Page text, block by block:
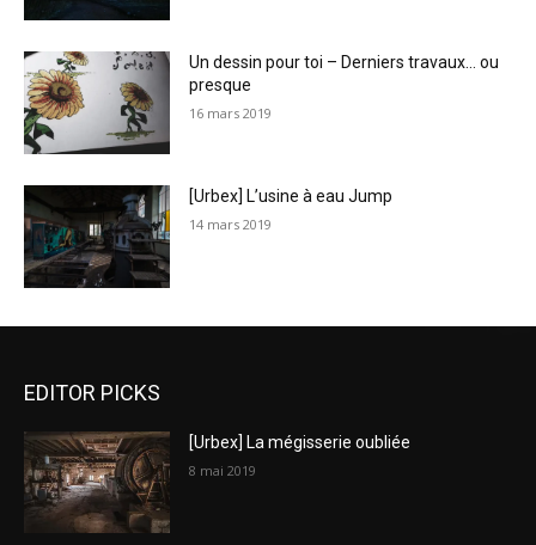
Un dessin pour toi – Derniers travaux… ou
presque
16 mars 2019
[Urbex] L’usine à eau Jump
14 mars 2019
EDITOR PICKS
[Urbex] La mégisserie oubliée
8 mai 2019